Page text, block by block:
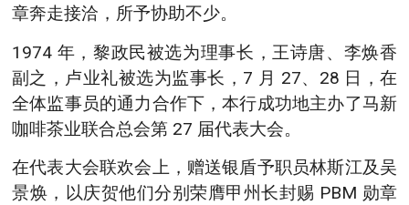
章奔走接洽，所予协助不少。
1974 年，黎政民被选为理事长，王诗唐、李焕香
副之，卢业礼被选为监事长，7 月 27、28 日，在
全体监事员的通力合作下，本行成功地主办了马新
咖啡茶业联合总会第 27 届代表大会。
在代表大会联欢会上，赠送银盾予职员林斯江及吴
景焕，以庆贺他们分别荣膺甲州长封赐 PBM 勋章